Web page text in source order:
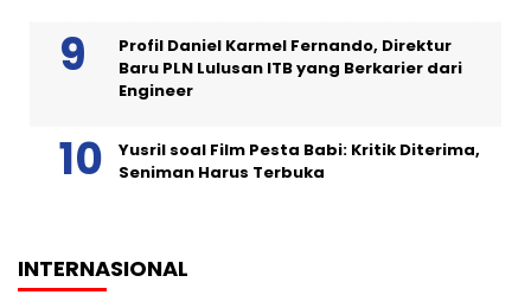
Profil Daniel Karmel Fernando, Direktur
Baru PLN Lulusan ITB yang Berkarier dari
Engineer
Yusril soal Film Pesta Babi: Kritik Diterima,
Seniman Harus Terbuka
INTERNASIONAL